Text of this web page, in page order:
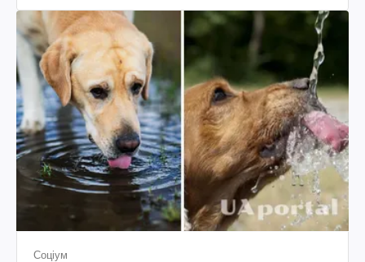
Соціум